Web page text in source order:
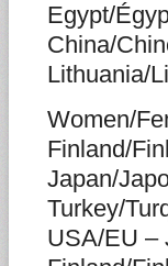
Egypt/
China/
Lithuania/
Women/
Finland/
Japan/
Turkey/
USA/EU –